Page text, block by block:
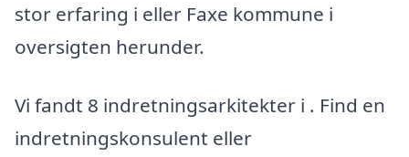
stor erfaring i eller Faxe kommune i
oversigten herunder.
Vi fandt 8 indretningsarkitekter i . Find en
indretningskonsulent eller